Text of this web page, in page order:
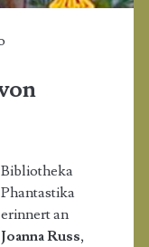
Bibliotheka
Phantastika
erinnert an
Joanna Russ,